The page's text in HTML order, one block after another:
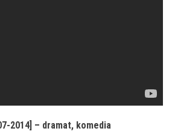
2014] – dramat, komedia